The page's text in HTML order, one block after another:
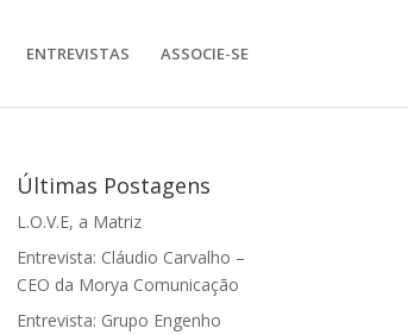
ENTREVISTAS ASSOCIE-SE
Últimas Postagens
L.O.V.E, a Matriz
Entrevista: Cláudio Carvalho –
CEO da Morya Comunicação
Entrevista: Grupo Engenho